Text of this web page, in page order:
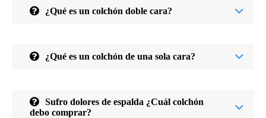
¿Qué es un colchón doble cara?
¿Qué es un colchón de una sola cara?
Sufro dolores de espalda ¿Cuál colchón
debo comprar?